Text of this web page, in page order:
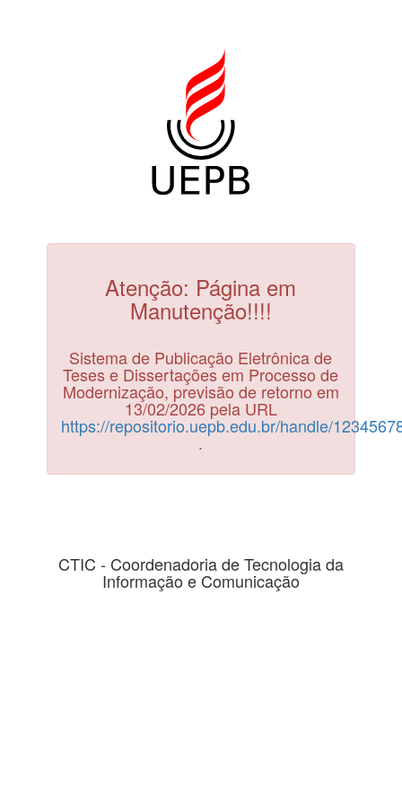
Atenção: Página em
Manutenção!!!!
Sistema de Publicação Eletrônica de
Teses e Dissertações em Processo de
Modernização, previsão de retorno em
13/02/2026 pela URL
https://repositorio.uepb.edu.br/handle/
.
CTIC - Coordenadoria de Tecnologia da
Informação e Comunicação